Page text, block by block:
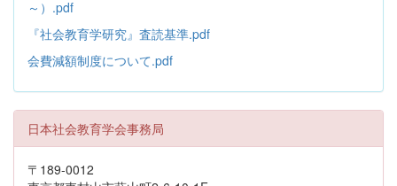
～）.pdf
『社会教育学研究』査読基準.pdf
会費減額制度について.pdf
日本社会教育学会事務局
〒189-0012